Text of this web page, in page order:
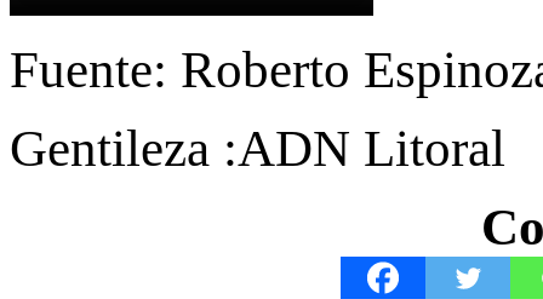
Fuente: Roberto
Gentileza :ADN Litoral